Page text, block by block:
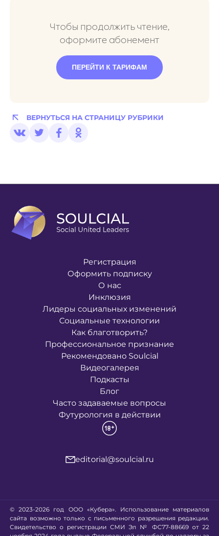
Чтобы продолжить чтение,
оформите абонемент
ПЕРЕЙТИ К ТАРИФАМ
ВЕРНУТЬСЯ НА СТРАНИЦУ РУБРИКИ
Регистрация
Оформить подписку
О нас
Инклюзия
Лидеры социальных изменений
Социальные технологии
Как благотворить?
Профессиональное признание
Рекомендовано Soulcial
Видеогалерея
Подкасты
Блог
Часто задаваемые вопросы
Футурология в действии
editorial@soulcial.ru
© 2023-2026 год ООО «Кубера». Использование материалов
сайта возможно только с письменного разрешения редакции.
Свидетельство о регистрации СМИ Эл № ФС77-88669 от 22